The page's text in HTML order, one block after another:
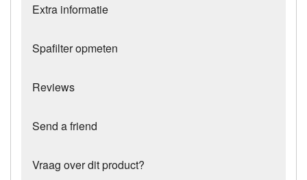
Extra informatie
Spafilter opmeten
Reviews
Send a friend
Vraag over dit product?